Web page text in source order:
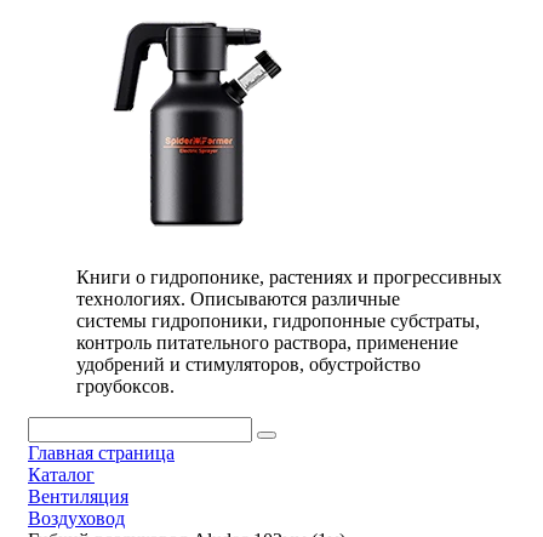
Книги о гидропонике, растениях и прогрессивных
технологиях. Описываются различные
системы гидропоники, гидропонные субстраты,
контроль питательного раствора, применение
удобрений и стимуляторов, обустройство
гроубоксов.
Главная страница
Каталог
Вентиляция
Воздуховод